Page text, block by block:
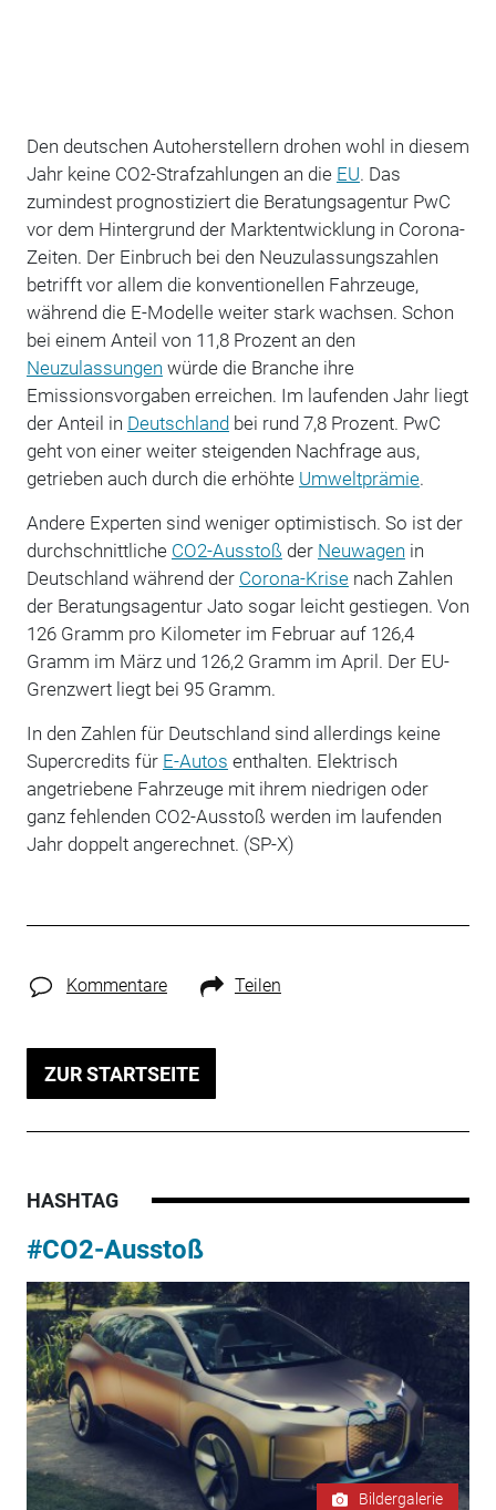
Den deutschen Autoherstellern drohen wohl in diesem
Jahr keine CO2-Strafzahlungen an die EU. Das
zumindest prognostiziert die Beratungsagentur PwC
vor dem Hintergrund der Marktentwicklung in Corona-
Zeiten. Der Einbruch bei den Neuzulassungszahlen
betrifft vor allem die konventionellen Fahrzeuge,
während die E-Modelle weiter stark wachsen. Schon
bei einem Anteil von 11,8 Prozent an den
Neuzulassungen würde die Branche ihre
Emissionsvorgaben erreichen. Im laufenden Jahr liegt
der Anteil in Deutschlandbei rund 7,8 Prozent. PwC
geht von einer weiter steigenden Nachfrage aus,
getrieben auch durch die erhöhte Umweltprämie.
Andere Experten sind weniger optimistisch. So ist der
durchschnittliche CO2-Ausstoß der Neuwagen in
Deutschland während der Corona-Krisenach Zahlen
der Beratungsagentur Jato sogar leicht gestiegen. Von
126 Gramm pro Kilometer im Februar auf 126,4
Gramm im März und 126,2 Gramm im April. Der EU-
Grenzwert liegt bei 95 Gramm.
In den Zahlen für Deutschland sind allerdings keine
Supercredits für E-Autos enthalten. Elektrisch
angetriebene Fahrzeuge mit ihrem niedrigen oder
ganz fehlenden CO2-Ausstoß werden im laufenden
Jahr doppelt angerechnet. (SP-X)
Kommentare Teilen
ZUR STARTSEITE
HASHTAG
#CO2-Ausstoß
Bildergalerie